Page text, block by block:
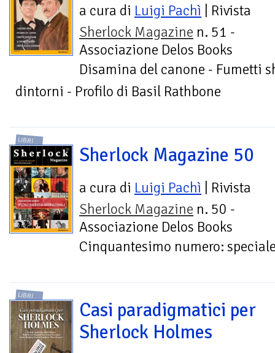
a cura di Luigi Pachì | Rivista
Sherlock Magazine n. 51 -
Associazione Delos Books
Disamina del canone - Fumetti
dintorni - Profilo di Basil Rathbone
LIBRI
Sherlock Magazine 50
a cura di Luigi Pachì | Rivista
Sherlock Magazine n. 50 -
Associazione Delos Books
Cinquantesimo numero:
LIBRI
Casi paradigmatici per
Sherlock Holmes